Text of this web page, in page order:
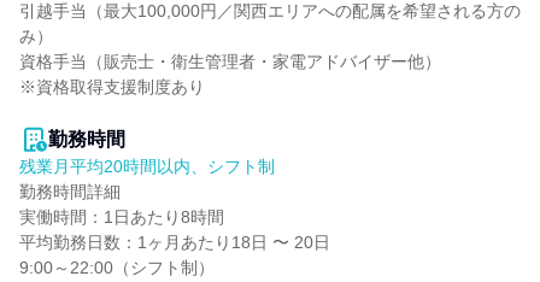
引越手当（最大100,000円／関西エリアへの配属を希望される方の
み）
資格手当（販売士・衛生管理者・家電アドバイザー他）
※資格取得支援制度あり
勤務時間
残業月平均20時間以内、シフト制
勤務時間詳細
実働時間：1日あたり8時間
平均勤務日数：1ヶ月あたり18日 〜 20日
9:00～22:00（シフト制）